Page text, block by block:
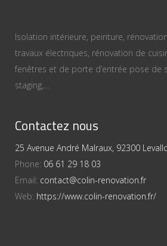
Isolation intérieure, peinture,
travaux électriques, rénovation de
fenêtres et de porte d’entrée pose de
staging,…
Contactez nous
25 Avenue André Malraux, 92300
Phone: 06 61 29 18 03
Email: contact@colin-renovation.fr
Web: https://www.colin-renovation.fr/